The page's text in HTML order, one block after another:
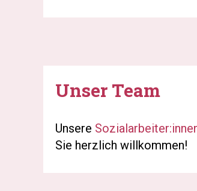
Unser Team
Unsere
Sie herzlich willkommen!